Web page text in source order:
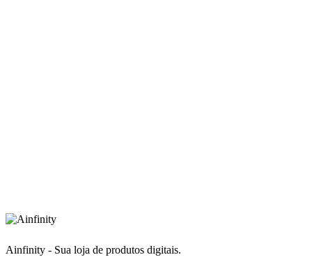
Ainfinity - Sua loja de produtos digitais.